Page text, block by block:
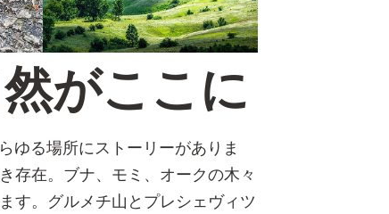
がここに
ゆる場所にストーリーがありま
存在。ブナ、モミ、オークの木々
す。グルメチ山とプレシェヴィツ